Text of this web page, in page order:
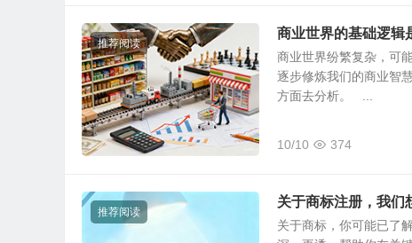
推荐阅读
商业世界的基础逻辑
商业世界纷繁复杂，可
逐步修炼我们的商业智
方面去分析。 ...
10/10 374
推荐阅读
关于商标注册，我们
关于商标，你可能已了